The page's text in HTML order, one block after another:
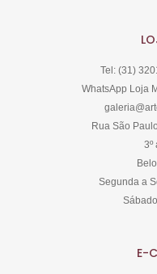
Tel: (31)
WhatsApp Loja
Rua São
3º
Segunda a
E-